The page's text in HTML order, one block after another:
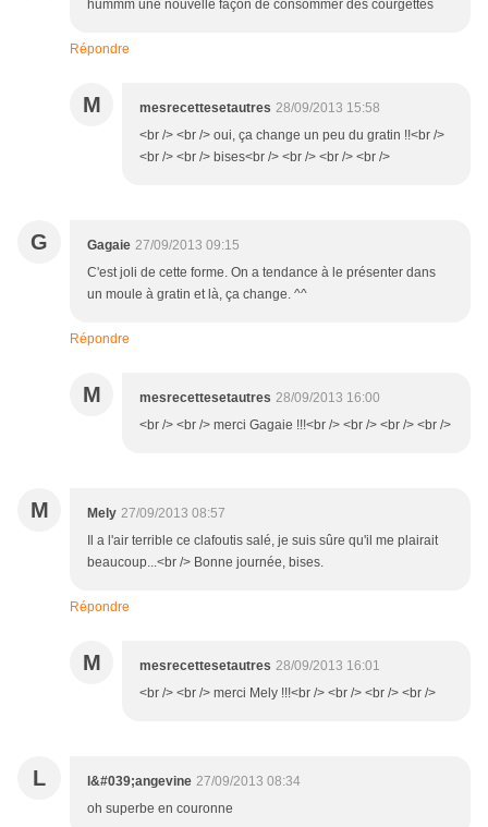
hummm une nouvelle façon de consommer des courgettes
Répondre
M mesrecettesetautres 28/09/2013 15:58
<br /> <br /> oui, ça change un peu du gratin !!<br />
<br /> <br /> bises<br /> <br /> <br /> <br />
G Gagaie 27/09/2013 09:15
C'est joli de cette forme. On a tendance à le présenter dans
un moule à gratin et là, ça change. ^^
Répondre
M mesrecettesetautres 28/09/2013 16:00
<br /> <br /> merci Gagaie !!!<br /> <br /> <br /> <br />
M Mely 27/09/2013 08:57
Il a l'air terrible ce clafoutis salé, je suis sûre qu'il me plairait
beaucoup...<br /> Bonne journée, bises.
Répondre
M mesrecettesetautres 28/09/2013 16:01
<br /> <br /> merci Mely !!!<br /> <br /> <br /> <br />
L l&#039;angevine 27/09/2013 08:34
oh superbe en couronne